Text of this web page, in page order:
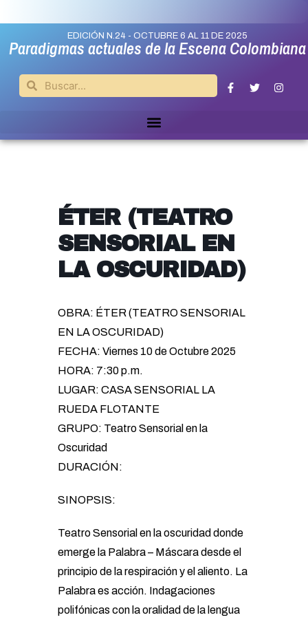
EDICIÓN N.24 - OCTUBRE 6 AL 11 DE 2025
Paradigmas actuales de la Escena Colombiana
ÉTER (TEATRO
SENSORIAL EN
LA OSCURIDAD)
OBRA: ÉTER (TEATRO SENSORIAL
EN LA OSCURIDAD)
FECHA: Viernes 10 de Octubre 2025
HORA: 7:30 p.m.
LUGAR: CASA SENSORIAL LA
RUEDA FLOTANTE
GRUPO: Teatro Sensorial en la
Oscuridad
DURACIÓN:
SINOPSIS:
Teatro Sensorial en la oscuridad donde
emerge la Palabra – Máscara desde el
principio de la respiración y el aliento. La
Palabra es acción. Indagaciones
polifónicas con la oralidad de la lengua